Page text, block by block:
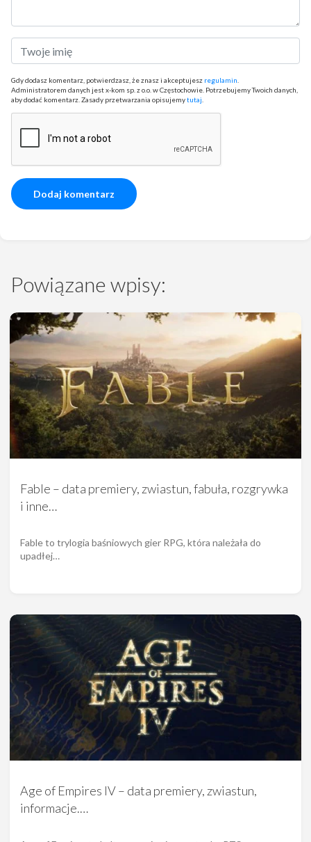
Gdy dodasz komentarz, potwierdzasz, że znasz i akceptujesz regulamin
Administratorem danych jest x-kom sp. z o.o. w Częstochowie. Potrzebujemy Twoich danych,
aby dodać komentarz. Zasady przetwarzania opisujemytutaj
Powiązane wpisy:
Fable – data premiery, zwiastun, fabuła, rozgrywka
i inne…
Fable to trylogia baśniowych gier RPG, która należała do
upadłej…
Age of Empires IV – data premiery, zwiastun,
informacje.…